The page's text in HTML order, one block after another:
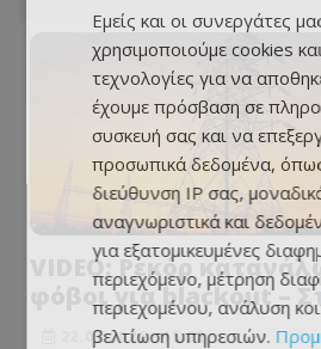
VIDEO: Ρεκόρ
φόβοι για blackout –
ηλεκτρικό σύστημα
22.07.2026 - 15:22
Εμείς και οι συνεργάτες
χρησιμοποιούμε cookies
τεχνολογίες για να
έχουμε πρόσβαση σε
συσκευή σας και να
προσωπικά δεδομένα,
διεύθυνση IP σας,
αναγνωριστικά και
για εξατομικευμένες
περιεχόμενο, μέτρηση
περιεχομένου, ανάλυση
βελτίωση υπηρεσιών.